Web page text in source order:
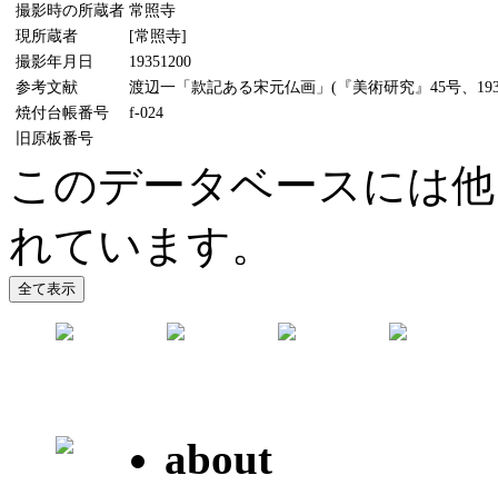
撮影時の所蔵者 常照寺
現所蔵者
[常照寺]
撮影年月日
19351200
参考文献
渡辺一「款記ある宋元仏画」(『美術研究』45号、
焼付台帳番号
f-024
旧原板番号
このデータベースには
れています。
about